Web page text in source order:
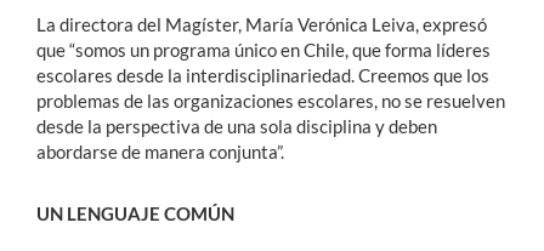
La directora del Magíster, María Verónica Leiva, expresó
que “somos un programa único en Chile, que forma líderes
escolares desde la interdisciplinariedad. Creemos que los
problemas de las organizaciones escolares, no se resuelven
desde la perspectiva de una sola disciplina y deben
abordarse de manera conjunta”.
UN LENGUAJE COMÚN